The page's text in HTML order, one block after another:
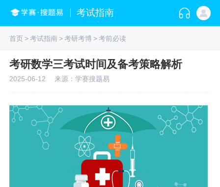
考试指南
首页>考试指南>考研考博>考前必读
考研数学三考试时间及备考策略解析
2025-06-12 来源：学赛搜题易